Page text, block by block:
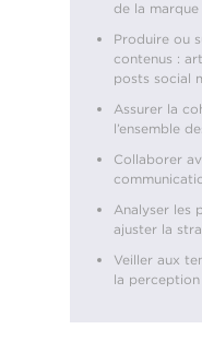
de la marque
Produire ou
contenus :
posts social
Assurer la
l’ensemble
Collaborer
Analyser les
ajuster la
Veiller aux
la